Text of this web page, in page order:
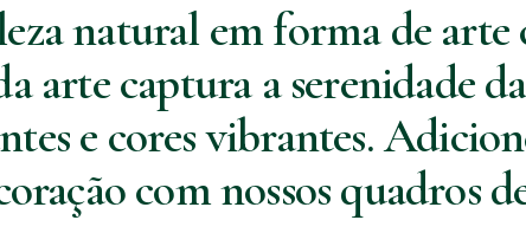
natural em forma de arte
arte captura a serenidade
e cores vibrantes.
com nossos quadros